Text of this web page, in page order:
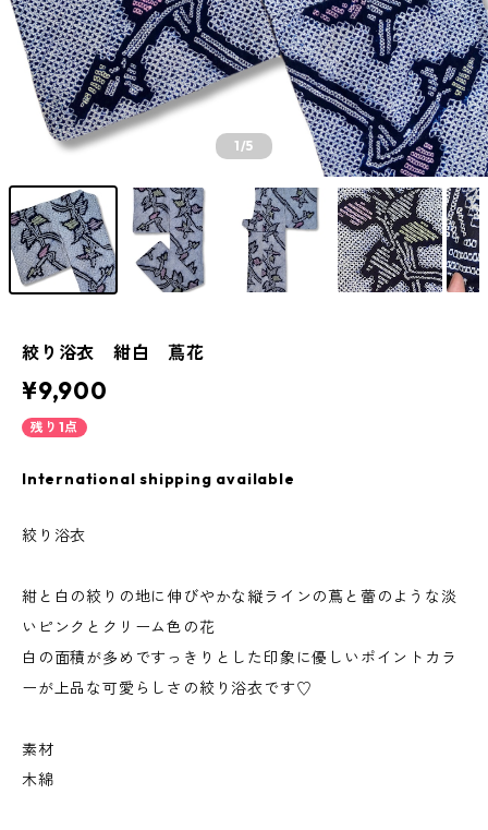
1/5
絞り浴衣 紺白 蔦花
¥9,900
残り1点
International shipping available
絞り浴衣
紺と白の絞りの地に伸びやかな縦ラインの蔦と蕾のような淡
いピンクとクリーム色の花
白の面積が多めですっきりとした印象に優しいポイントカラ
ーが上品な可愛らしさの絞り浴衣です♡
素材
木綿